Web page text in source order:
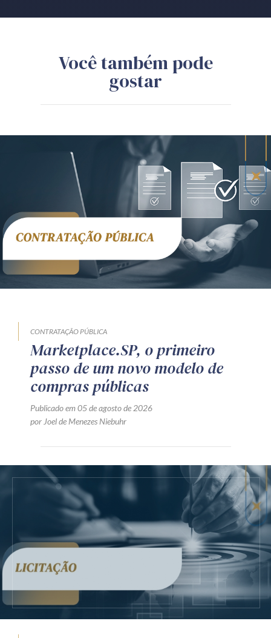
Você também pode
gostar
CONTRATAÇÃO PÚBLICA
Marketplace.SP, o primeiro
passo de um novo modelo de
compras públicas
Publicado em 05 de agosto de 2026
por Joel de Menezes Niebuhr